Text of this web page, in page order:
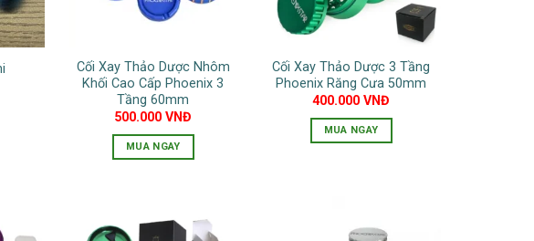
tùy
thể
được
chọn
trên
trang
Cối Xay Thảo Dược Nhôm
Khối Cao Cấp Phoenix 3
Tầng 60mm
500.000VNĐ
MUA NGAY
có
Cối Xay Thảo Dược 3 Tầng
Phoenix Răng Cưa 50mm
400.000VNĐ
MUA NGAY
nhiều